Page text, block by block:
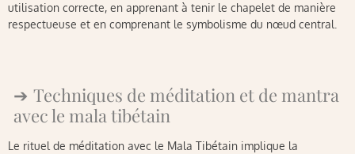
utilisation correcte, en apprenant à tenir le chapelet de manière
respectueuse et en comprenant le symbolisme du nœud central.
Techniques de méditation et de mantra
avec le mala tibétain
Le rituel de méditation avec le Mala Tibétain implique la